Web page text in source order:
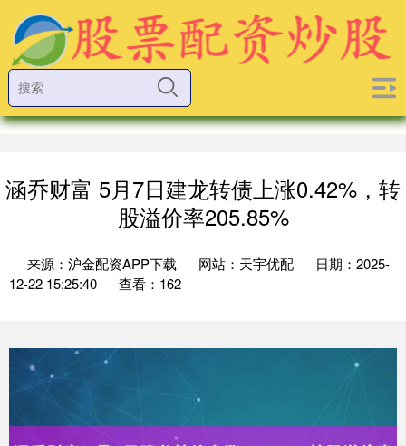
涵乔财富 5月7日建龙转债上涨0.42%，转
股溢价率205.85%
来源：沪金配资APP下载 网站：天宇优配
日期：2025-
12-22 15:25:40
查看：162